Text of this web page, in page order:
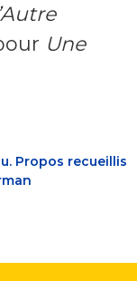
Une
Propos recueillis